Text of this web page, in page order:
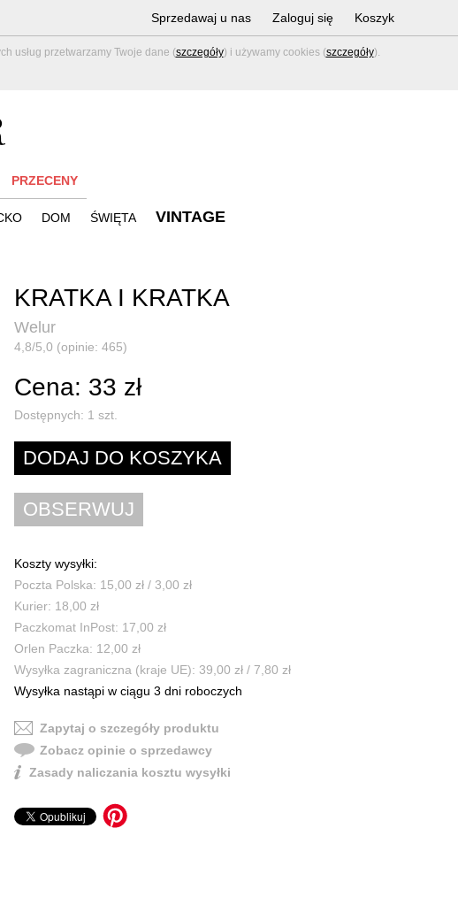
usług przetwarzamy Twoje dane (szczegóły) i używamy cookies (szczegóły).
Sprzedawaj u nas Zaloguj się Koszyk
PRZECENY
DOM ŚWIĘTA VINTAGE
KRATKA I KRATKA
Welur
4,8/5,0 (opinie: 465)
Cena: 33 zł
Dostępnych: 1 szt.
Koszty wysyłki:
Poczta Polska: 15,00 zł / 3,00 zł
Kurier: 18,00 zł
Paczkomat InPost: 17,00 zł
Orlen Paczka: 12,00 zł
Wysyłka zagraniczna (kraje UE): 39,00 zł / 7,80 zł
Wysyłka nastąpi w ciągu 3 dni roboczych
Zapytaj o szczegóły produktu
Zobacz opinie o sprzedawcy
Zasady naliczania kosztu wysyłki